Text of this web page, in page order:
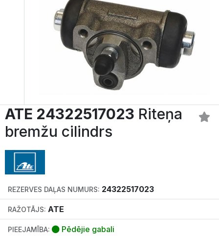
ATE 24322517023 Riteņa
bremžu cilindrs
REZERVES DAĻAS NUMURS: 24322517023
RAŽOTĀJS: ATE
PIEEJAMĪBA: Pēdējie gabali